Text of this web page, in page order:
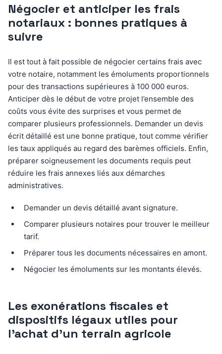
Négocier et anticiper les frais
notariaux : bonnes pratiques à
suivre
Il est tout à fait possible de négocier certains frais avec
votre notaire, notamment les émoluments proportionnels
pour des transactions supérieures à 100 000 euros.
Anticiper dès le début de votre projet l’ensemble des
coûts vous évite des surprises et vous permet de
comparer plusieurs professionnels. Demander un devis
écrit détaillé est une bonne pratique, tout comme vérifier
les taux appliqués au regard des barèmes officiels. Enfin,
préparer soigneusement les documents requis peut
réduire les frais annexes liés aux démarches
administratives.
Demander un devis détaillé avant signature.
Comparer plusieurs notaires pour trouver le meilleur
tarif.
Préparer tous les documents nécessaires en amont.
Négocier les émoluments sur les montants élevés.
Les exonérations fiscales et
dispositifs légaux utiles pour
l’achat d’un terrain agricole